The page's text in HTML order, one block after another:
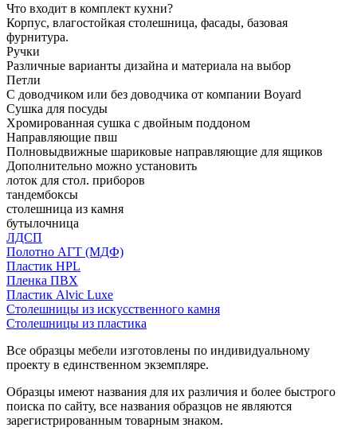
Что входит в комплект кухни?
Корпус, влагостойкая столешница, фасады, базовая
фурнитура.
Ручки
Различные варианты дизайна и материала на выбор
Петли
С доводчиком или без доводчика от компании Boyard
Сушка для посуды
Хромированная сушка с двойным поддоном
Направляющие пвш
Полновыдвижные шариковые направляющие для ящиков
Дополнительно можно установить
лоток для стол. приборов
тандембоксы
столешница из камня
бутылочница
ЛДСП
Полотно АГТ (МДФ)
Пластик HPL
Пленка ПВХ
Пластик Alvic Luxe
Столешницы из искусственного камня
Столешницы из пластика
Все образцы мебели изготовлены по индивидуальному
проекту в единственном экземпляре.
Образцы имеют названия для их различия и более быстрого
поиска по сайту, все названия образцов не являются
зарегистрированным товарным знаком.